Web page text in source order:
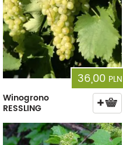
36,00 PLN
Winogrono
RESSLING